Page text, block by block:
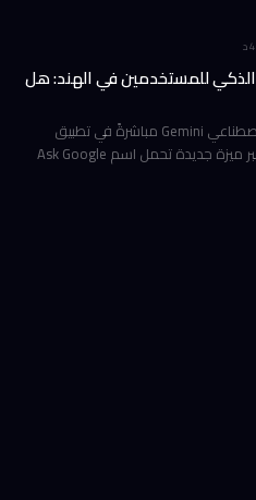
4د
جوجل باي تدمج مساعد Gemini الذكي للمستخدمين في الهند: هل
أعلنت جوجل عن دمج نماذج الذكاء الاصطناعي Gemini مباشرةً في تطبيق
Google Pay للمستخدمين في الهند، عبر ميزة جديدة تحمل اسم Ask Google